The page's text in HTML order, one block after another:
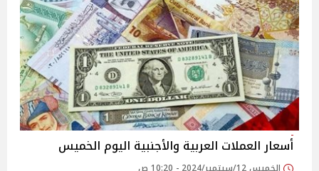
أسعار العملات العربية والأجنبية اليوم الخميس